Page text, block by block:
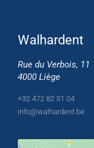
Walhardent
Rue du Verbois, 11
4000 Liège
+32 472 82 31 04
info@walhardent.be